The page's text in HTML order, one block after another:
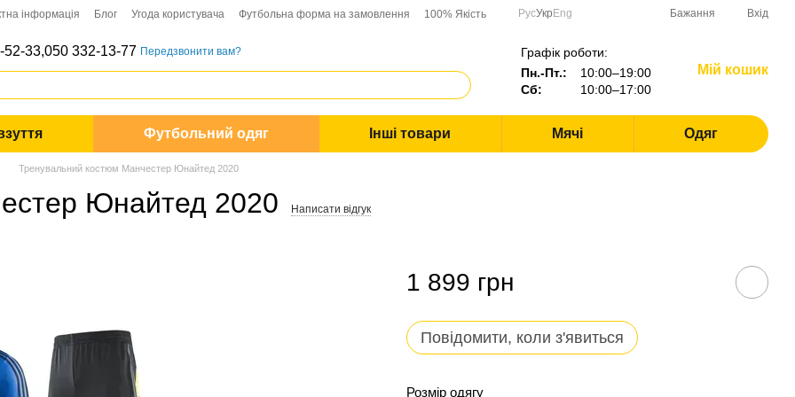
інформація Блог Угода користувача Футбольна форма на замовлення 100% Якість РусУкр Eng Бажання Вхід
52-33,050 332-13-77 Передзвонити вам?
Графік роботи:
Пн.-Пт.:
10:00–19:00
Сб:
10:00–17:00
Мій кошик
Футбольний одяг Інші товари Мячі Одяг
Тренувальний костюм Манчестер Юнайтед 2020
Юнайтед 2020 Написати відгук
1 899 грн
Повідомити, коли з'явиться
Розмір одягу